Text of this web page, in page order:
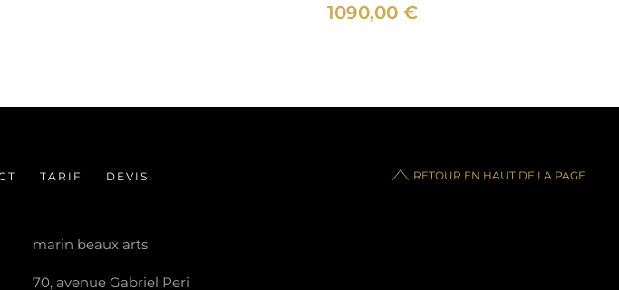
1090,00 €
TARIF DEVIS RETOUR EN HAUT DE LA PAGE
marin beaux arts
70, avenue Gabriel Peri